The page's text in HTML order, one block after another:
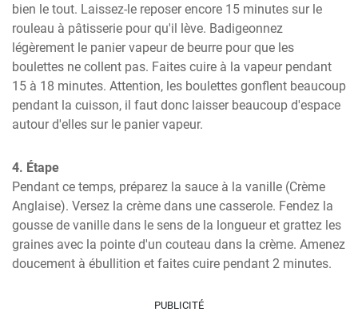
bien le tout. Laissez-le reposer encore 15 minutes sur le
rouleau à pâtisserie pour qu'il lève. Badigeonnez
légèrement le panier vapeur de beurre pour que les
boulettes ne collent pas. Faites cuire à la vapeur pendant
15 à 18 minutes. Attention, les boulettes gonflent beaucoup
pendant la cuisson, il faut donc laisser beaucoup d'espace
autour d'elles sur le panier vapeur.
4. Étape
Pendant ce temps, préparez la sauce à la vanille (Crème
Anglaise). Versez la crème dans une casserole. Fendez la
gousse de vanille dans le sens de la longueur et grattez les
graines avec la pointe d'un couteau dans la crème. Amenez
doucement à ébullition et faites cuire pendant 2 minutes.
PUBLICITÉ